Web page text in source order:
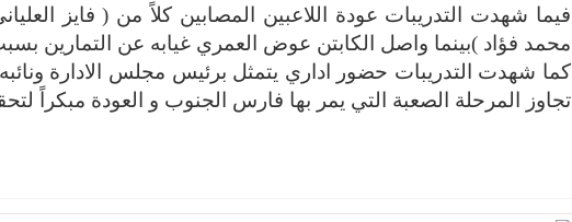
فيما شهدت التدريبات عودة اللاعبين المصابين كلاً من ( فايز
محمد فؤاد )بينما واصل الكابتن عوض العمري غيابه عن التمارين
كما شهدت التدريبات حضور اداري يتمثل برئيس مجلس الادارة
تجاوز المرحلة الصعبة التي يمر بها فارس الجنوب و العودة مبكراً